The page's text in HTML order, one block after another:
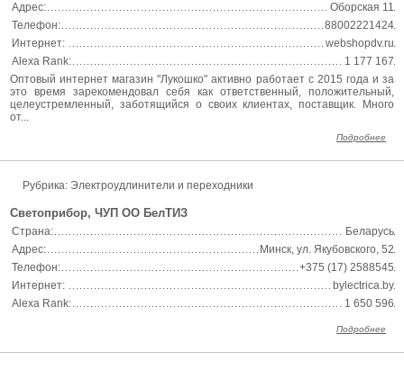
Адрес:
Оборская 11
Телефон:
88002221424
Интернет:
webshopdv.ru
Alexa Rank:
1 177 167
Оптовый интернет магазин "Лукошко" активно работает с 2015 года и за
это время зарекомендовал себя как ответственный, положительный,
целеустремленный, заботящийся о своих клиентах, поставщик. Много
от...
Подробнее
Рубрика: Электроудлинители и переходники
Светоприбор, ЧУП ОО БелТИЗ
Страна:
Беларусь
Адрес:
Минск, ул. Якубовского, 52
Телефон:
+375 (17) 2588545
Интернет:
bylectrica.by
Alexa Rank:
1 650 596
Подробнее